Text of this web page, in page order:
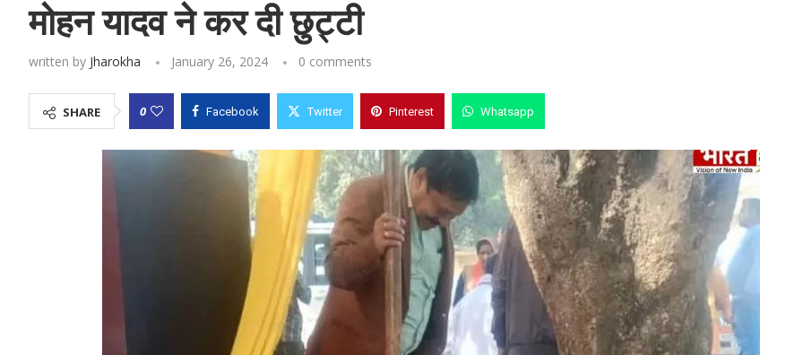
मोहन यादव ने कर दी छुट्टी
written by Jharokha January 26, 2024 0 comments
SHARE 0 Facebook Twitter Pinterest Whatsapp